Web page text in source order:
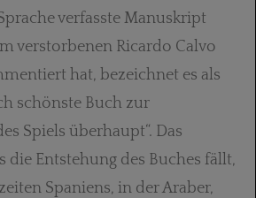
verfasste Manuskript
verstorbenen Ricardo Calvo
hat, bezeichnet es als
schönste Buch zur
Spiels überhaupt“. Das
die Entstehung des Buches fällt,
Spaniens, in der Araber,